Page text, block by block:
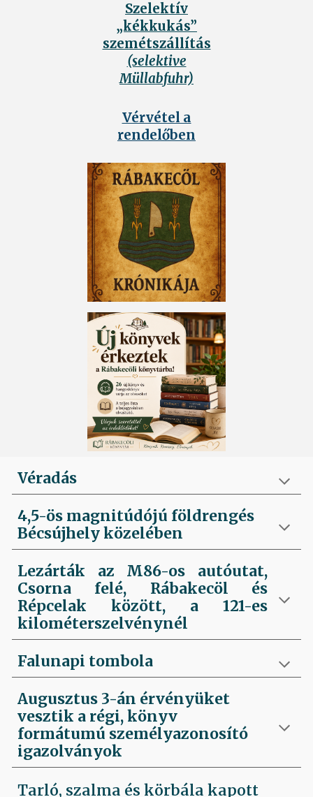
Szelektív
„kékkukás”
szemétszállítás
(selektive
Müllabfuhr)
Vérvétel a
rendelőben
Véradás
4,5-ös magnitúdójú földrengés
Bécsújhely közelében
Lezárták az M86-os autóutat,
Csorna felé, Rábakecöl és
Répcelak között, a 121-es
kilométerszelvénynél
Falunapi tombola
Augusztus 3-án érvényüket
vesztik a régi, könyv
formátumú személyazonosító
igazolványok
Tarló, szalma és körbála kapott